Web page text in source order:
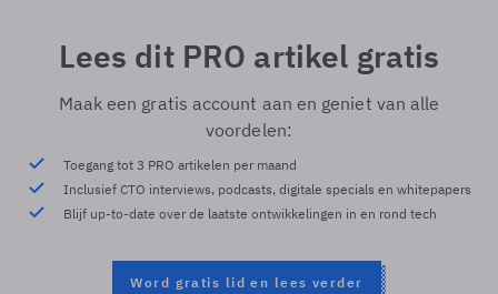
Lees dit PRO artikel gratis
Maak een gratis account aan en geniet van alle
voordelen:
Toegang tot 3 PRO artikelen per maand
Inclusief CTO interviews, podcasts, digitale specials en whitepapers
Blijf up-to-date over de laatste ontwikkelingen in en rond tech
Word gratis lid en lees verder